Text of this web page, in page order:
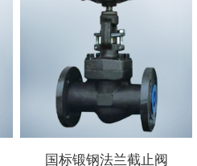
国标锻钢法兰截止阀